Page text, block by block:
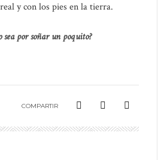
y con los pies en la tierra.
sea por soñar un poquito?
COMPARTIR